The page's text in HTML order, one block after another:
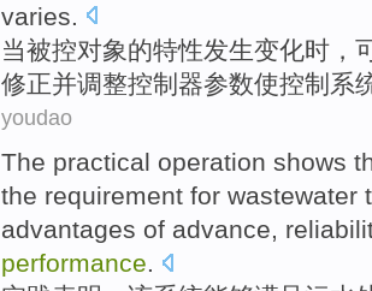
varies
当被控对象的特性发生变化时，
修正并调整控制器参数使控制 系
youdao
The practical operation shows
the requirement for wastewater
advantages of advance,
performance.